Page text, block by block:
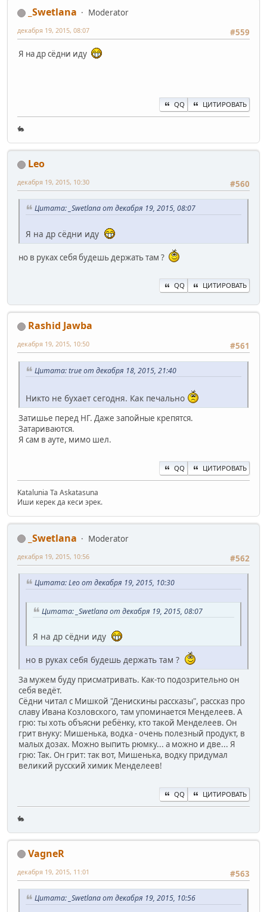
_Swetlana
Moderator
#559
декабря 19, 2015, 08:07
Я на др сёдни иду
QQ ЦИТИРОВАТЬ
🐇
Leo
#560
декабря 19, 2015, 10:30
Цитата: _Swetlana от декабря 19, 2015, 08:07
Я на др сёдни иду
но в руках себя будешь держать там ?
QQ ЦИТИРОВАТЬ
Rashid Jawba
#561
декабря 19, 2015, 10:50
Цитата: true от декабря 18, 2015, 21:40
Никто не бухает сегодня. Как печально
Затишье перед НГ. Даже запойные крепятся.
Затариваются.
Я сам в ауте, мимо шел.
QQ ЦИТИРОВАТЬ
Katalunia Ta Askatasuna
Иши керек да кеси эрек.
_Swetlana
Moderator
#562
декабря 19, 2015, 10:56
Цитата: Leo от декабря 19, 2015, 10:30
Цитата: _Swetlana от декабря 19, 2015, 08:07
Я на др сёдни иду
но в руках себя будешь держать там ?
За мужем буду присматривать. Как-то подозрительно он
себя ведёт.
Сёдни читал с Мишкой "Денискины рассказы", рассказ про
славу Ивана Козловского, там упоминается Менделеев. А
грю: ты хоть объясни ребёнку, кто такой Менделеев. Он
грит внуку: Мишенька, водка - очень полезный продукт, в
малых дозах. Можно выпить рюмку... а можно и две... Я
грю: Так. Он грит: так вот, Мишенька, водку придумал
великий русский химик Менделеев!
QQ ЦИТИРОВАТЬ
🐇
VagneR
#563
декабря 19, 2015, 11:01
Цитата: _Swetlana от декабря 19, 2015, 10:56